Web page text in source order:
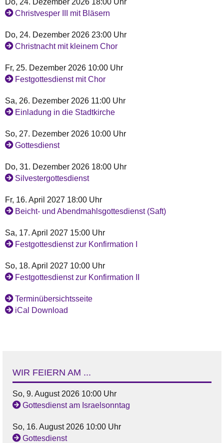
Christvesper III mit Bläsern
Do, 24. Dezember 2026 23:00 Uhr
Christnacht mit kleinem Chor
Fr, 25. Dezember 2026 10:00 Uhr
Festgottesdienst mit Chor
Sa, 26. Dezember 2026 11:00 Uhr
Einladung in die Stadtkirche
So, 27. Dezember 2026 10:00 Uhr
Gottesdienst
Do, 31. Dezember 2026 18:00 Uhr
Silvestergottesdienst
Fr, 16. April 2027 18:00 Uhr
Beicht- und Abendmahlsgottesdienst (Saft)
Sa, 17. April 2027 15:00 Uhr
Festgottesdienst zur Konfirmation I
So, 18. April 2027 10:00 Uhr
Festgottesdienst zur Konfirmation II
Terminübersichtsseite
iCal Download
WIR FEIERN AM ...
So, 9. August 2026 10:00 Uhr
Gottesdienst am Israelsonntag
So, 16. August 2026 10:00 Uhr
Gottesdienst